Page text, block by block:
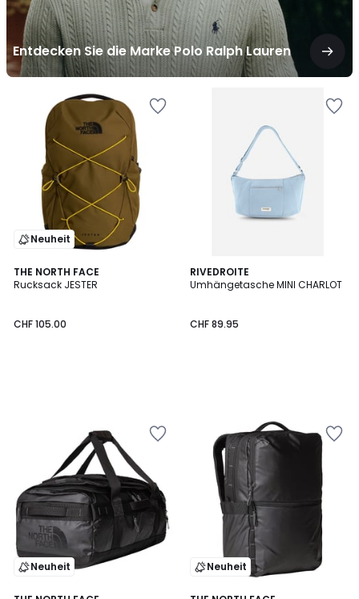
Entdecken Sie die Marke Polo Ralph Lauren
Neuheit
THE NORTH FACE
Rucksack JESTER
CHF 105.00
RIVEDROITE
Umhängetasche MINI CHARLOT
CHF 89.95
Neuheit Neuheit